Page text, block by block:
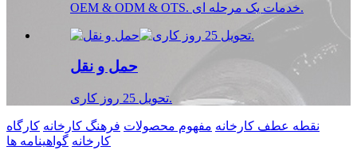
OEM & ODM & OTS. خدمات یک مرحله ای.
حمل و نقل
تحویل 25 روز کاری.
نقطه عطف کارخانه مفهوم محصولات فرهنگ کارخانه کارگاه
کارخانه گواهینامه ها